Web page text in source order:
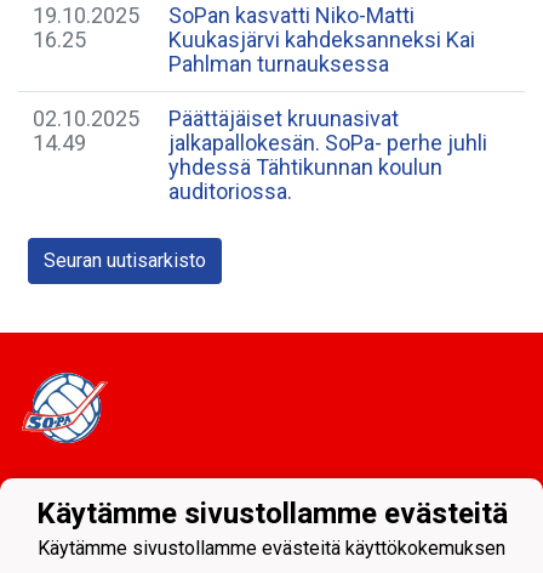
19.10.2025
16.25
SoPan kasvatti Niko-Matti
Kuukasjärvi kahdeksanneksi Kai
Pahlman turnauksessa
02.10.2025
14.49
Päättäjäiset kruunasivat
jalkapallokesän. SoPa- perhe juhli
yhdessä Tähtikunnan koulun
auditoriossa.
Seuran uutisarkisto
Sodankylän Pallo ry - Nuorissa on tulevaisuus
Käytämme sivustollamme evästeitä
Käytämme sivustollamme evästeitä käyttökokemuksen